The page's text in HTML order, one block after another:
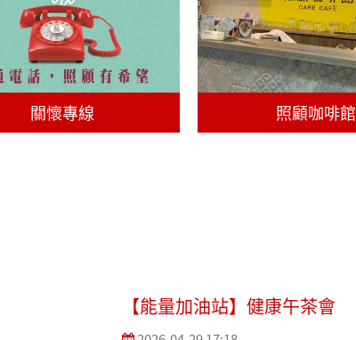
關懷專線 照顧咖啡館
【能量加油站】健康午茶會